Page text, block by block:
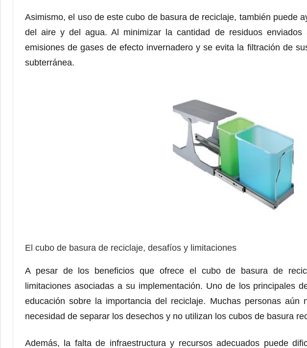
Asimismo, el uso de este cubo de basura de reciclaje, también puede
del aire y del agua. Al minimizar la cantidad de residuos
emisiones de gases de efecto invernadero y se evita la filtración de
subterránea.
El cubo de basura de reciclaje, desafíos y limitaciones
A pesar de los beneficios que ofrece el cubo de basura de
limitaciones asociadas a su implementación. Uno de los principales
educación sobre la importancia del reciclaje. Muchas personas aún
necesidad de separar los desechos y no utilizan los cubos de basura
Además, la falta de infraestructura y recursos adecuados puede